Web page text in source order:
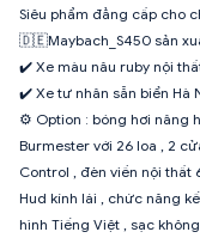
Siêu phẩm đẳng cấp cho
🇩🇪Maybach_S450 sản
✔️ Xe màu nâu ruby nội
✔️ Xe tư nhân sẵn biển Hà
⚙️ Option : bóng hơi nâng
Burmester với 26 loa , 2
Control , đèn viền nội thất
Hud kính lái , chức năng
hình Tiếng Việt , sạc